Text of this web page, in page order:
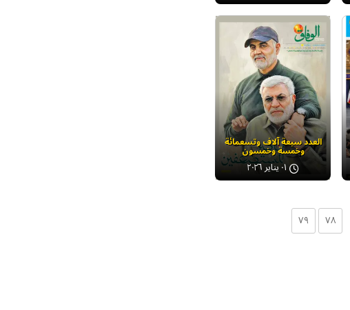
العدد سبعة آلاف وتسعمائة
وخمسة وخمسون
٠١ يناير ٢٠٢٦
۷۸ ۷۹